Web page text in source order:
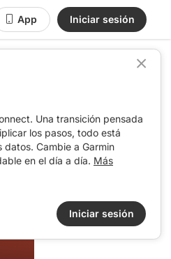
App Iniciar sesión
Una transición pensada
los pasos, todo está
Cambie a Garmin
en el día a día. Más
Iniciar sesión